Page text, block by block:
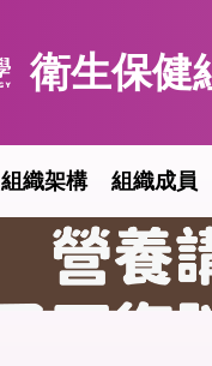
衛生保健
組織架構 組織成員